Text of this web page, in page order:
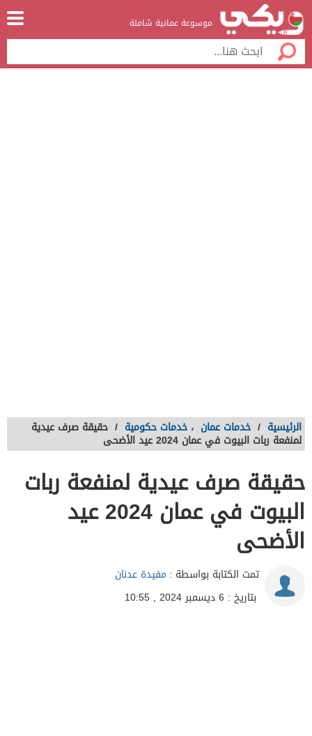
موسوعة عمانية شاملة
الرئيسية / خدمات عمان ، خدمات حكومية / حقيقة صرف عيدية
لمنفعة ربات البيوت في عمان 2024 عيد الأضحى
حقيقة صرف عيدية لمنفعة ربات
البيوت في عمان 2024 عيد
الأضحى
تمت الكتابة بواسطة : مفيدة عدنان
بتاريخ : 6 ديسمبر 2024 , 10:55